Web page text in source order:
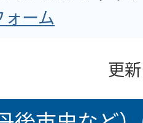
ーム
更